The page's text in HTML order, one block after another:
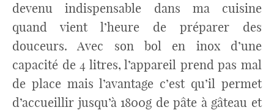
devenu indispensable dans ma cuisine
quand vient l’heure de préparer des
douceurs. Avec son bol en inox d’une
capacité de 4 litres, l’appareil prend pas mal
de place mais l’avantage c’est qu’il permet
d’accueillir jusqu’à 1800g de pâte à gâteau et